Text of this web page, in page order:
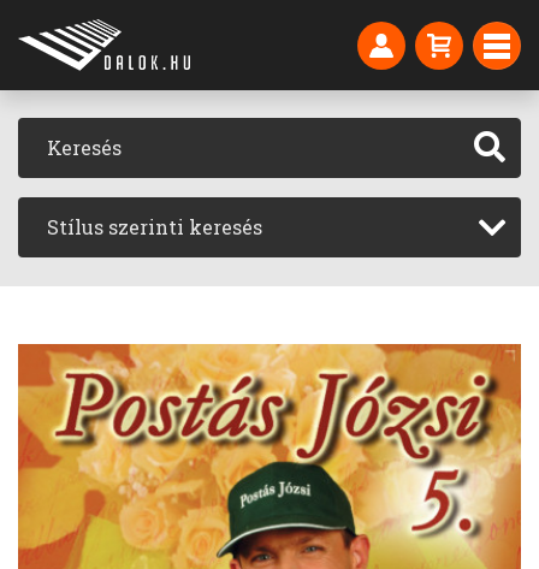
Stílus szerinti keresés